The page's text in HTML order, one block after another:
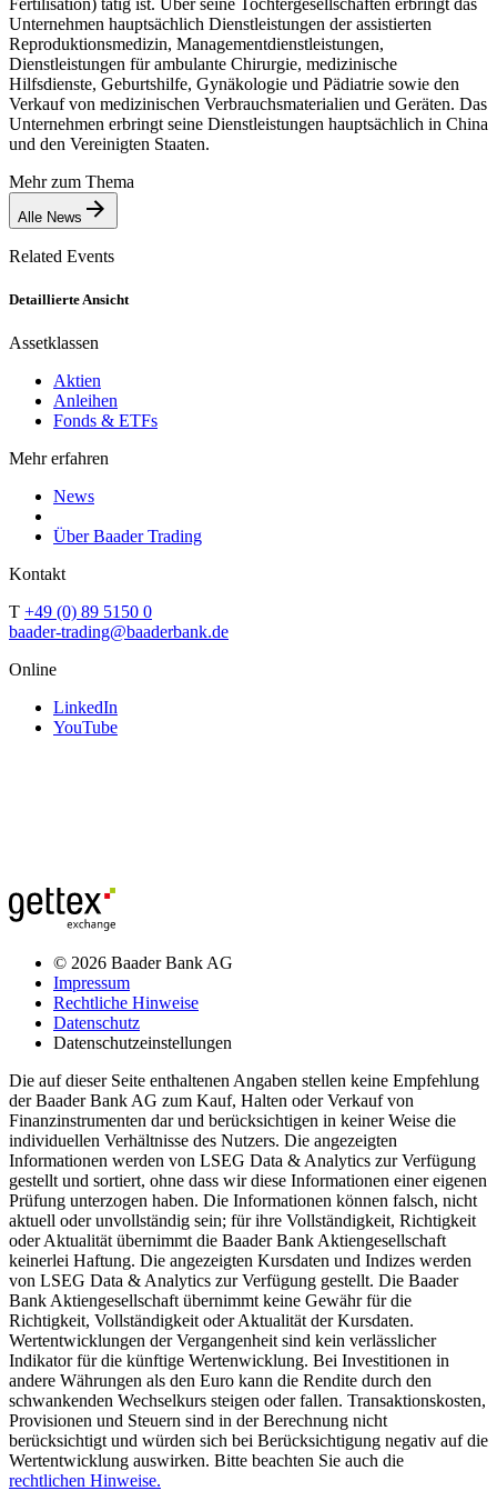
Unternehmen hauptsächlich Dienstleistungen der assistierten
Reproduktionsmedizin, Managementdienstleistungen,
Dienstleistungen für ambulante Chirurgie, medizinische
Hilfsdienste, Geburtshilfe, Gynäkologie und Pädiatrie sowie den
Verkauf von medizinischen Verbrauchsmaterialien und Geräten. Das
Unternehmen erbringt seine Dienstleistungen hauptsächlich in China
und den Vereinigten Staaten.
Mehr zum Thema
Alle News
Related Events
Detaillierte Ansicht
Assetklassen
Aktien
Anleihen
Fonds & ETFs
Mehr erfahren
News
Über Baader Trading
Kontakt
T +49 (0) 89 5150 0
baader-trading@baaderbank.de
Online
LinkedIn
YouTube
© 2026 Baader Bank AG
Impressum
Rechtliche Hinweise
Datenschutz
Datenschutzeinstellungen
Die auf dieser Seite enthaltenen Angaben stellen keine Empfehlung
der Baader Bank AG zum Kauf, Halten oder Verkauf von
Finanzinstrumenten dar und berücksichtigen in keiner Weise die
individuellen Verhältnisse des Nutzers. Die angezeigten
Informationen werden von LSEG Data & Analytics zur Verfügung
gestellt und sortiert, ohne dass wir diese Informationen einer eigenen
Prüfung unterzogen haben. Die Informationen können falsch, nicht
aktuell oder unvollständig sein; für ihre Vollständigkeit, Richtigkeit
oder Aktualität übernimmt die Baader Bank Aktiengesellschaft
keinerlei Haftung. Die angezeigten Kursdaten und Indizes werden
von LSEG Data & Analytics zur Verfügung gestellt. Die Baader
Bank Aktiengesellschaft übernimmt keine Gewähr für die
Richtigkeit, Vollständigkeit oder Aktualität der Kursdaten.
Wertentwicklungen der Vergangenheit sind kein verlässlicher
Indikator für die künftige Wertenwicklung. Bei Investitionen in
andere Währungen als den Euro kann die Rendite durch den
schwankenden Wechselkurs steigen oder fallen. Transaktionskosten,
Provisionen und Steuern sind in der Berechnung nicht
berücksichtigt und würden sich bei Berücksichtigung negativ auf die
Wertentwicklung auswirken. Bitte beachten Sie auch die
rechtlichen Hinweise.